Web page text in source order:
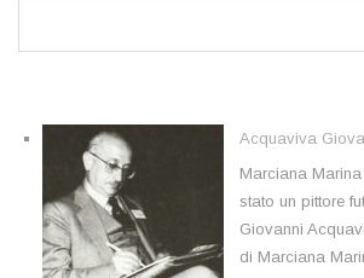
Acquaviva
Marciana
stato un pittore
Giovanni
di Marciana